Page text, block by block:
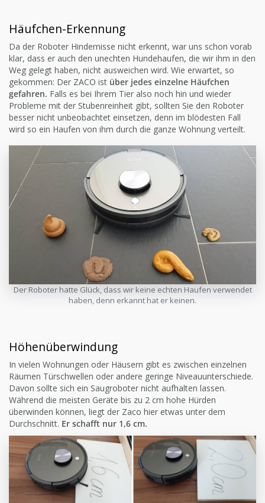
Häufchen-Erkennung
Da der Roboter Hindernisse nicht erkennt, war uns schon vorab
klar, dass er auch den unechten Hundehaufen, die wir ihm in den
Weg gelegt haben, nicht ausweichen wird. Wie erwartet, so
gekommen: Der ZACO ist über jedes einzelne Häufchen
gefahren. Falls es bei Ihrem Tier also noch hin und wieder
Probleme mit der Stubenreinheit gibt, sollten Sie den Roboter
besser nicht unbeobachtet einsetzen, denn im blödesten Fall
wird so ein Haufen von ihm durch die ganze Wohnung verteilt.
Der Roboter hatte Glück, dass wir keine echten Haufen verwendet
haben, denn erkannt hat er keinen.
Höhenüberwindung
In vielen Wohnungen oder Häusern gibt es zwischen einzelnen
Räumen Türschwellen oder andere geringe Niveauunterschiede.
Davon sollte sich ein Saugroboter nicht aufhalten lassen.
Während die meisten Geräte bis zu 2 cm hohe Hürden
überwinden können, liegt der Zaco hier etwas unter dem
Durchschnitt. Er schafft nur 1,6 cm.